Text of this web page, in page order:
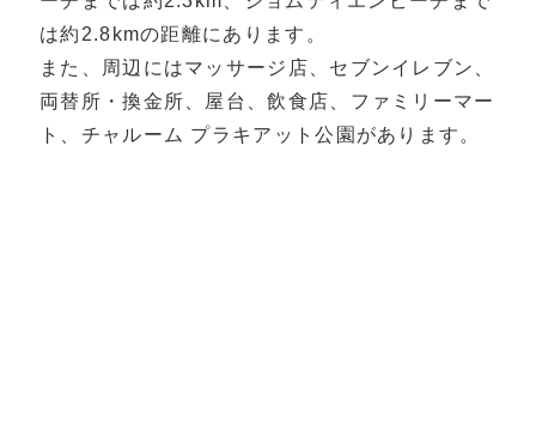
は約2.8kmの距離にあります。
また、周辺にはマッサージ店、セブンイレブン、
両替所・換金所、屋台、飲食店、ファミリーマー
ト、チャルーム プラキアット公園があります。